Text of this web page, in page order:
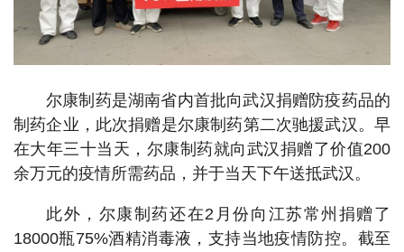
尔康制药是湖南省内首批向武汉捐赠防疫药品的
制药企业，此次捐赠是尔康制药第二次驰援武汉。早
在大年三十当天，尔康制药就向武汉捐赠了价值200
余万元的疫情所需药品，并于当天下午送抵武汉。
此外，尔康制药还在2月份向江苏常州捐赠了
18000瓶75%酒精消毒液，支持当地疫情防控。截至